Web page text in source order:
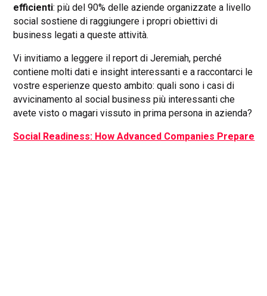
efficienti: più del 90% delle aziende organizzate a livello
social sostiene di raggiungere i propri obiettivi di
business legati a queste attività.
Vi invitiamo a leggere il report di Jeremiah, perché
contiene molti dati e insight interessanti e a raccontarci le
vostre esperienze questo ambito: quali sono i casi di
avvicinamento al social business più interessanti che
avete visto o magari vissuto in prima persona in azienda?
Social Readiness: How Advanced Companies Prepare